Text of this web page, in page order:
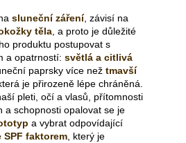
sluneční záření, závisí na
těla, a proto je důležité
produktu postupovat s
a opatrností: světlá a citlivá
paprsky více než tmavší
je přirozeně lépe chráněná.
pleti, očí a vlasů, přítomnosti
a schopnosti opalovat se je
a vybrat odpovídající
faktorem, který je